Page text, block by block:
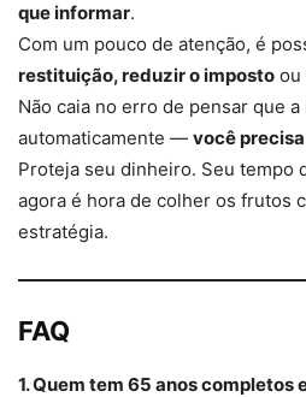
que informar.
Com um pouco de atenção, é
restituição, reduzir o imposto ou
Não caia no erro de pensar que
automaticamente — você
Proteja seu dinheiro. Seu tempo
agora é hora de colher os frutos
estratégia.
FAQ
1. Quem tem 65 anos completos